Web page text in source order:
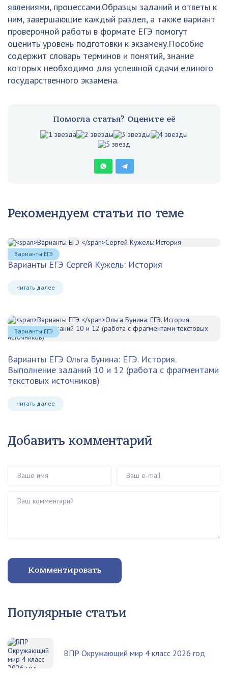
явлениями, процессами.Образцы заданий и ответы к
ним, завершающие каждый раздел, а также вариант
проверочной работы в формате ЕГЭ помогут
оценить уровень подготовки к экзамену.Пособие
содержит словарь терминов и понятий, знание
которых необходимо для успешной сдачи единого
государственного экзамена.
Помогла статья? Оцените её
Рекомендуем статьи по теме
Варианты ЕГЭ Сергей Кужель: История
Читать далее
Варианты ЕГЭ
Варианты ЕГЭ Ольга Бунина: ЕГЭ. История.
Выполнение заданий 10 и 12 (работа с фрагментами
текстовых источников)
Читать далее
Варианты ЕГЭ
Добавить комментарий
Комментировать
Популярные статьи
ВПР Окружающий мир 4 класс 2026 год